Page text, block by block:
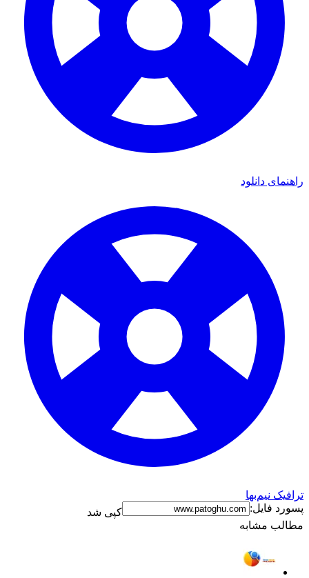
راهنمای دانلود
ترافیک نیم‌بها
پسورد فایل:
کپی شد
مطالب مشابه